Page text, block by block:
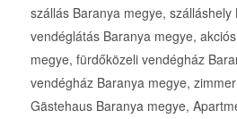
szállás Baranya megye, szálláshely
vendéglátás Baranya megye,
megye, fürdőközeli vendégház
vendégház Baranya megye,
Gästehaus Baranya megye,